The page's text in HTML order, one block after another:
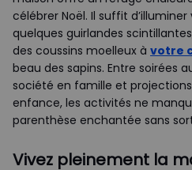
célébrer Noël. Il suffit
quelques guirlandes
des coussins moelleux à votre
beau des sapins. Entre soirées
société en famille et
enfance, les activités ne
parenthèse enchantée sans
Vivez pleinement la